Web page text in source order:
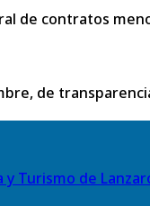
de contratos
de